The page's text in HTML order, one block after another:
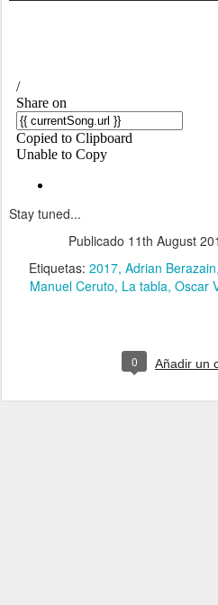
Stay tuned...
Publicado 11th August
Etiquetas: 2017 Adrian Berazain
Manuel Ceruto La tabla Oscar
0 Añadir un